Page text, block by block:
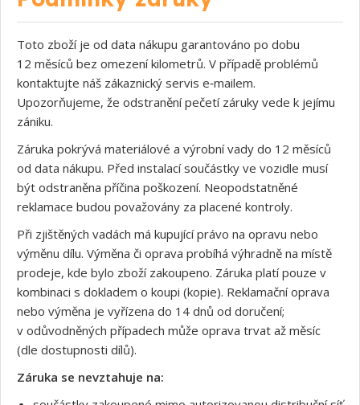
Toto zboží je od data nákupu garantováno po dobu
12 měsíců bez omezení kilometrů. V případě problémů
kontaktujte náš zákaznický servis e‑mailem.
Upozorňujeme, že odstranění pečetí záruky vede k jejímu
zániku.
Záruka pokrývá materiálové a výrobní vady do 12 měsíců
od data nákupu. Před instalací součástky ve vozidle musí
být odstraněna příčina poškození. Neopodstatněné
reklamace budou považovány za placené kontroly.
Při zjištěných vadách má kupující právo na opravu nebo
výměnu dílu. Výměna či oprava probíhá výhradně na místě
prodeje, kde bylo zboží zakoupeno. Záruka platí pouze v
kombinaci s dokladem o koupi (kopie). Reklamační oprava
nebo výměna je vyřízena do 14 dnů od doručení;
v odůvodněných případech může oprava trvat až měsíc
(dle dostupnosti dílů).
Záruka se nevztahuje na: